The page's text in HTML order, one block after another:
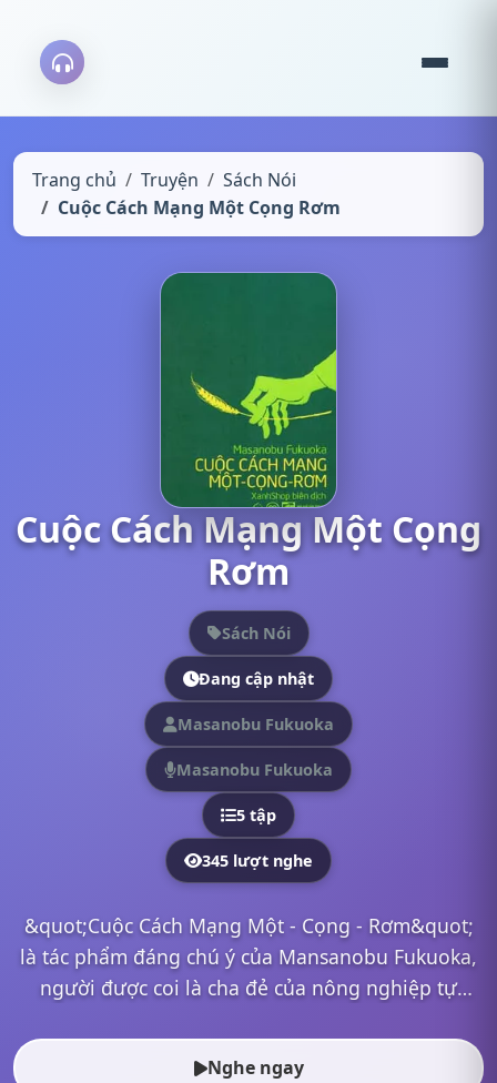
Trang chủ Truyện
Sách Nói
Cuộc Cách Mạng Một Cọng Rơm
Cuộc Cách Mạng Một Cọng
Rơm
Sách Nói
Đang cập nhật
Masanobu Fukuoka
Masanobu Fukuoka
5 tập
345 lượt nghe
&quot;Cuộc Cách Mạng Một - Cọng - Rơm&quot;
là tác phẩm đáng chú ý của Mansanobu Fukuoka,
người được coi là cha đẻ của nông nghiệp tự
Nghe ngay